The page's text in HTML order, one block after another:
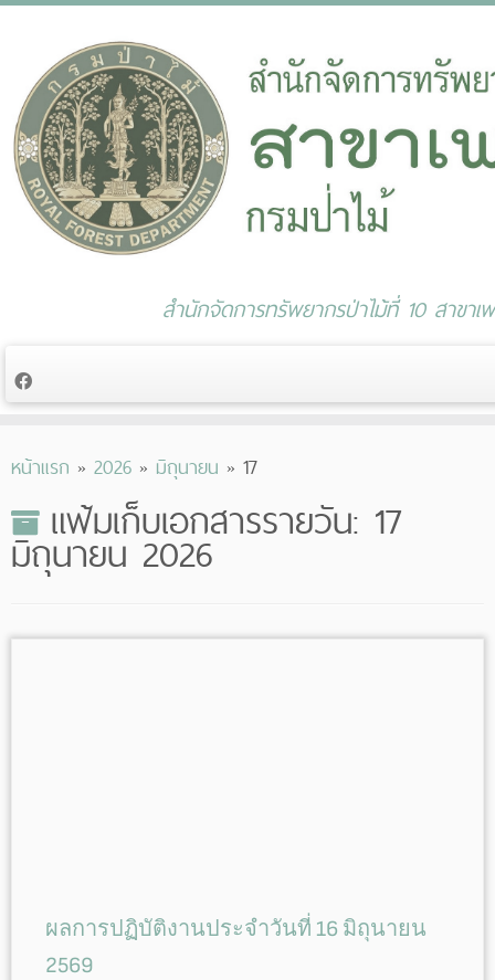
to
สำนักจัดการทรัพยากรป่าไม้ที่ 10 สาขาเ
หน้าแรก » 2026 » มิถุนายน » 17
แฟ้มเก็บเอกสารรายวัน: 17
มิถุนายน 2026
ผลการปฏิบัติงานประจำวันที่ 16 มิถุนายน
2569